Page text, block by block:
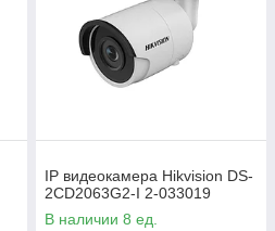
IP видеокамера Hikvision DS-
2CD2063G2-I 2-033019
В наличии 8 ед.